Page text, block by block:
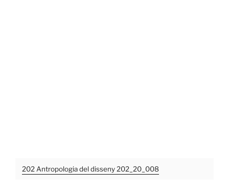
202 Antropologia del disseny 202_20_008